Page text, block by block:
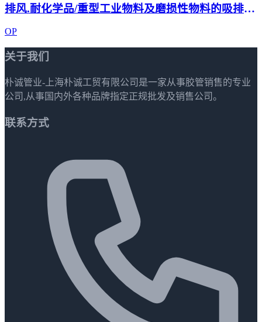
排风.耐化学品/重型工业物料及磨损性物料的吸排和
OP
关于我们
朴诚管业-上海朴诚工贸有限公司是一家从事胶管销售的专业
公司,从事国内外各种品牌指定正规批发及销售公司。
联系方式